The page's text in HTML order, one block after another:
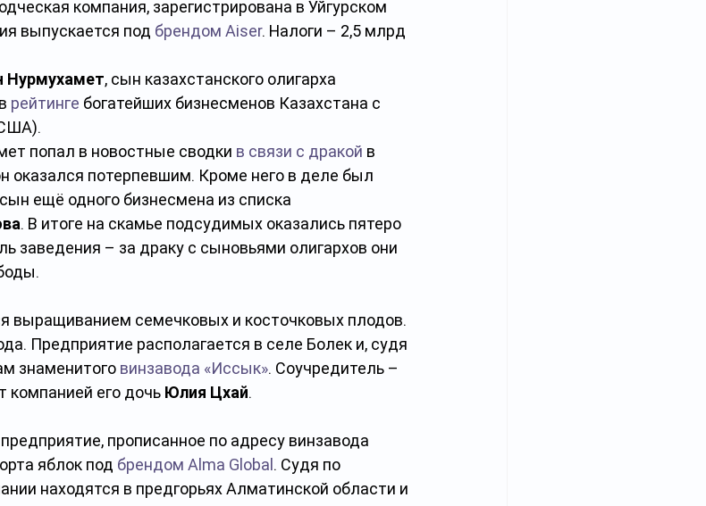
компания, зарегистрирована в Уйгурском
выпускается под брендом Aiser. Налоги – 2,5 млрд
Нурмухамет, сын казахстанского олигарха
рейтинге богатейших бизнесменов Казахстана с
попал в новостные сводки в связи с дракой в
оказался потерпевшим. Кроме него в деле был
сын ещё одного бизнесмена из списка
. В итоге на скамье подсудимых оказались пятеро
заведения – за драку с сыновьями олигархов они
выращиванием семечковых и косточковых плодов.
Предприятие располагается в селе Болек и, судя
знаменитого винзавода «Иссык». Соучредитель –
компанией его дочь Юлия Цхай.
прописанное по адресу винзавода
яблок под брендом Alma Global . Судя по
находятся в предгорьях Алматинской области и